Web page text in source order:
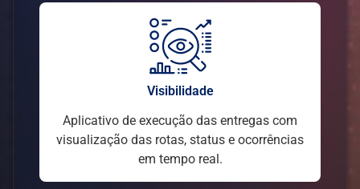
Visibilidade
Aplicativo de execução das entregas com
visualização das rotas, status e ocorrências
em tempo real.